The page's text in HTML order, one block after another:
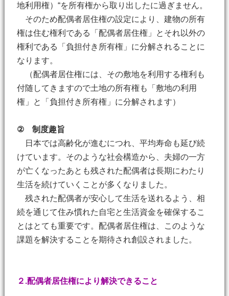
地利用権）“を所有権から取り出したに過ぎません。
そのため配偶者居住権の設定により、建物の所有
権は住む権利である「配偶者居住権」とそれ以外の
権利である「負担付き所有権」に分解されることに
なります。
（配偶者居住権には、その敷地を利用する権利も
付随してきますので土地の所有権も「敷地の利用
権」と「負担付き所有権」に分解されます）
② 制度趣旨
日本では高齢化が進むにつれ、平均寿命も延び続
けています。そのような社会構造から、夫婦の一方
が亡くなったあとも残された配偶者は長期にわたり
生活を続けていくことが多くなりました。
残された配偶者が安心して生活を送れるよう、相
続を通じて住み慣れた自宅と生活資金を確保するこ
とはとても重要です。配偶者居住権は、このような
課題を解決することを期待され創設されました。
２.配偶者居住権により解決できること